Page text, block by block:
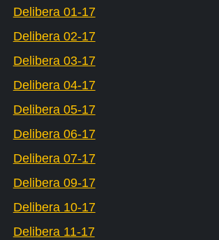
Delibera 01-17
Delibera 02-17
Delibera 03-17
Delibera 04-17
Delibera 05-17
Delibera 06-17
Delibera 07-17
Delibera 09-17
Delibera 10-17
Delibera 11-17